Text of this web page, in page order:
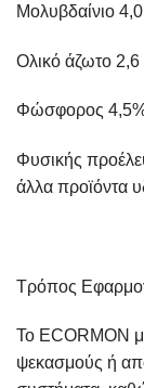
Μολυβδαίνιο
Ολικό άζωτο
Φώσφορος
Φυσικής
άλλα προϊόντα
Τρόπος
Το ECORMON
ψεκασμούς ή